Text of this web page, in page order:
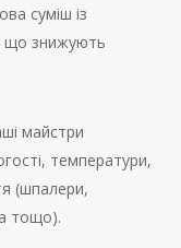
суміш із
що знижують
майстри
температури,
(шпалери,
тощо).